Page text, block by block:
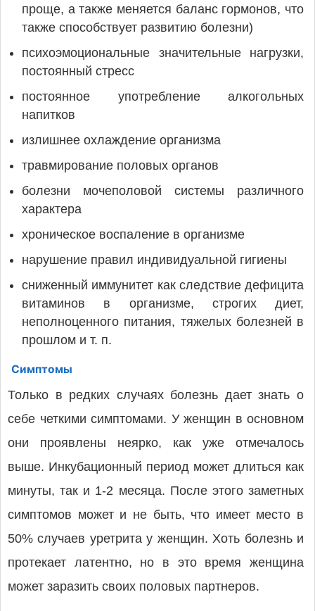
проще, а также меняется баланс гормонов, что
также способствует развитию болезни)
психоэмоциональные значительные нагрузки,
постоянный стресс
постоянное употребление алкогольных
напитков
излишнее охлаждение организма
травмирование половых органов
болезни мочеполовой системы различного
характера
хроническое воспаление в организме
нарушение правил индивидуальной гигиены
сниженный иммунитет как следствие дефицита
витаминов в организме, строгих диет,
неполноценного питания, тяжелых болезней в
прошлом и т. п.
Симптомы
Только в редких случаях болезнь дает знать о
себе четкими симптомами. У женщин в основном
они проявлены неярко, как уже отмечалось
выше. Инкубационный период может длиться как
минуты, так и 1-2 месяца. После этого заметных
симптомов может и не быть, что имеет место в
50% случаев уретрита у женщин. Хоть болезнь и
протекает латентно, но в это время женщина
может заразить своих половых партнеров.